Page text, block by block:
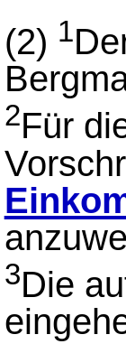
(2) 1
2Für
3Die